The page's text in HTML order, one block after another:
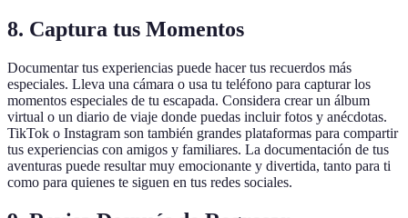
8. Captura tus Momentos
Documentar tus experiencias puede hacer tus recuerdos más
especiales. Lleva una cámara o usa tu teléfono para capturar los
momentos especiales de tu escapada. Considera crear un álbum
virtual o un diario de viaje donde puedas incluir fotos y anécdotas.
TikTok o Instagram son también grandes plataformas para compartir
tus experiencias con amigos y familiares. La documentación de tus
aventuras puede resultar muy emocionante y divertida, tanto para ti
como para quienes te siguen en tus redes sociales.